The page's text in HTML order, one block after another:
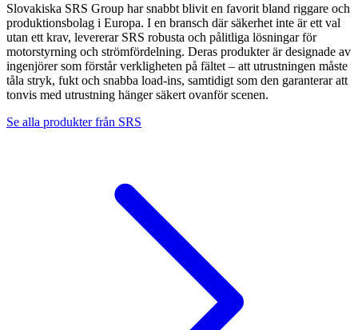
Slovakiska SRS Group har snabbt blivit en favorit bland riggare och
produktionsbolag i Europa. I en bransch där säkerhet inte är ett val
utan ett krav, levererar SRS robusta och pålitliga lösningar för
motorstyrning och strömfördelning. Deras produkter är designade av
ingenjörer som förstår verkligheten på fältet – att utrustningen måste
tåla stryk, fukt och snabba load-ins, samtidigt som den garanterar att
tonvis med utrustning hänger säkert ovanför scenen.
Se alla produkter från SRS